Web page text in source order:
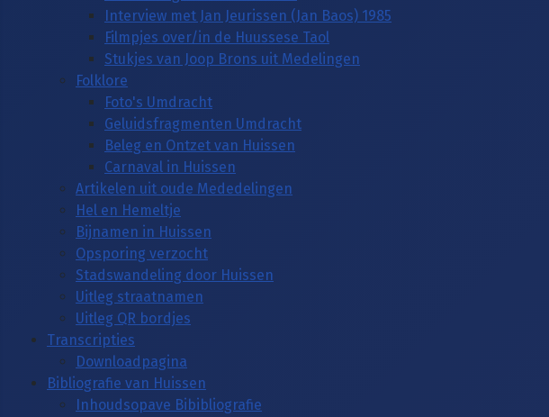
Interview met Jan Jeurissen (Jan Baos) 1985
Filmpjes over/in de Huussese Taol
Stukjes van Joop Brons uit Medelingen
Folklore
Foto's Umdracht
Geluidsfragmenten Umdracht
Beleg en Ontzet van Huissen
Carnaval in Huissen
Artikelen uit oude Mededelingen
Hel en Hemeltje
Bijnamen in Huissen
Opsporing verzocht
Stadswandeling door Huissen
Uitleg straatnamen
Uitleg QR bordjes
Transcripties
Downloadpagina
Bibliografie van Huissen
Inhoudsopave Bibibliografie